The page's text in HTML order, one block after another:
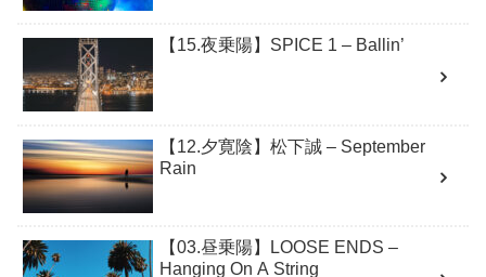
【15.夜乗陽】SPICE 1 – Ballin’
【12.夕寛陰】松下誠 – September
Rain
【03.昼乗陽】LOOSE ENDS –
Hanging On A String